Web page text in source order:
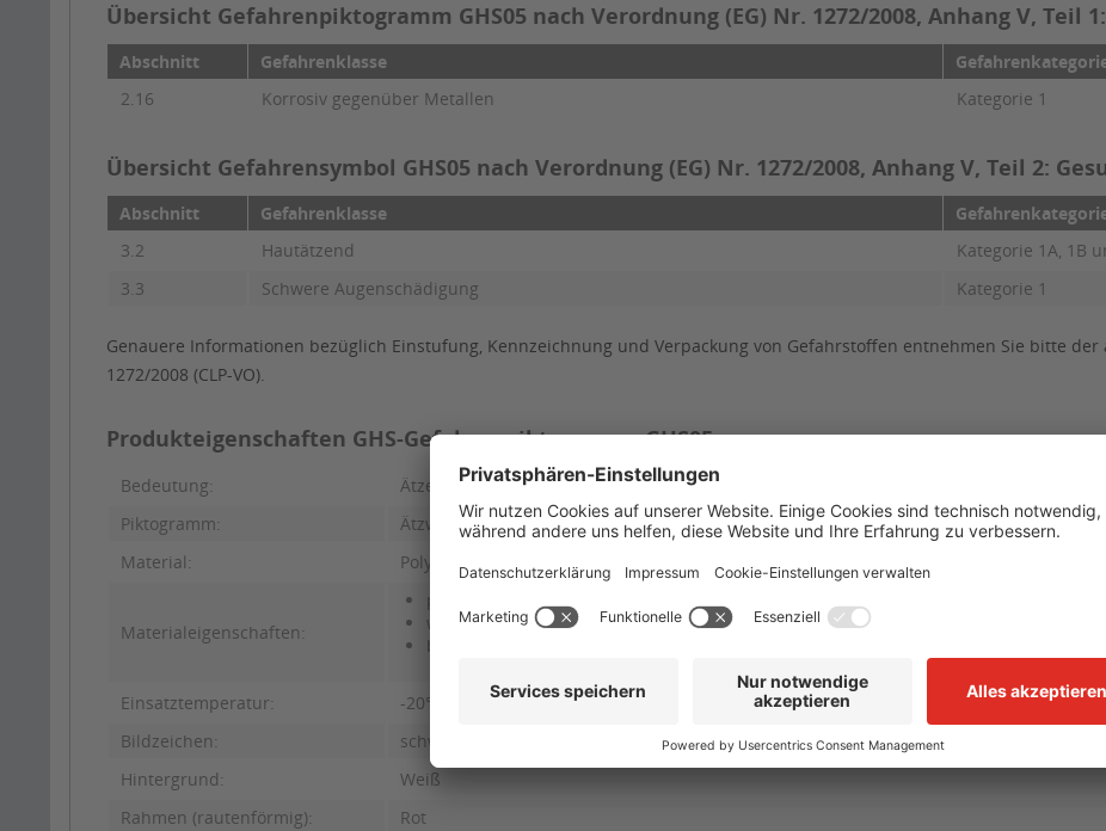
Übersicht Gefahrenpiktogramm GHS05 nach Verordnung (EG) Nr. 1272/2008, Anhang V, Teil
Abschnitt Gefahrenklasse
2.16
Korrosiv gegenüber Metallen Kategorie 1
Übersicht Gefahrensymbol GHS05 nach Verordnung (EG) Nr. 1272/2008, Anhang V, Teil 2:
Abschnitt Gefahrenklasse
3.2
Hautätzend
Kategorie 1A, 1B
3.3
Schwere Augenschädigung Kategorie 1
Genauere Informationen bezüglich Einstufung, Kennzeichnung und Verpackung von Gefahrstoffen entnehmen Sie bitte der
1272/2008 (CLP-VO).
Produkteigenschaften GHS-Gefahrenpiktogramm GHS05:
Bedeutung:
Ätzend
Piktogramm:
Ätzwirkung
Material:
Polypropylen - selbstklebende Folie
Materialeigenschaften:
permanent haftend
wischfest, wetterfest
beständig gegen Wasser, viele Öle und verschiedene Haushaltsreiniger
Einsatztemperatur:
-20°C bis +100°C
Bildzeichen:
schwarz
Hintergrund:
Weiß
Rahmen (rautenförmig):
Rot